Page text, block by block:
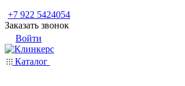
+7 922 5424054
Заказать звонок
Войти
Каталог